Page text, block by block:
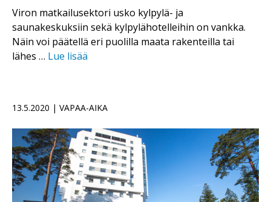
Viron matkailusektori usko kylpylä- ja
saunakeskuksiin sekä kylpylähotelleihin on vankka.
Näin voi päätellä eri puolilla maata rakenteilla tai
lähes … Lue lisää
13.5.2020 | VAPAA-AIKA